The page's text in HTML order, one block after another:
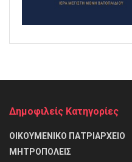
Δημοφιλείς Κατηγορίες
ΟΙΚΟΥΜΕΝΙΚΟ ΠΑΤΡΙΑΡΧΕΙΟ
ΜΗΤΡΟΠΟΛΕΙΣ